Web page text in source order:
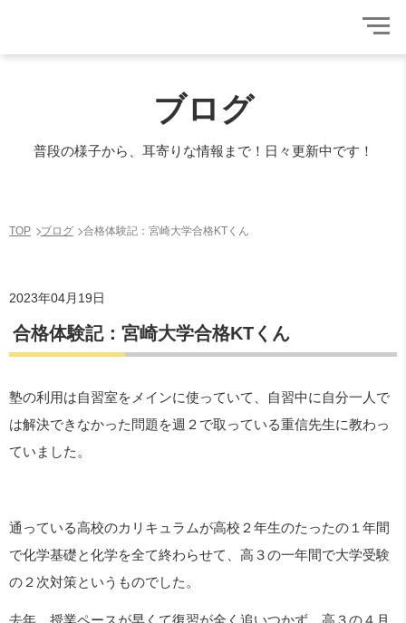
ブログ
普段の様子から、耳寄りな情報まで！日々更新中です！
TOP ブログ 合格体験記：宮崎大学合格KTくん
2023年04月19日
合格体験記：宮崎大学合格KTくん
塾の利用は自習室をメインに使っていて、自習中に自分一人で
は解決できなかった問題を週２で取っている重信先生に教わっ
ていました。
通っている高校のカリキュラムが高校２年生のたったの１年間
で化学基礎と化学を全て終わらせて、高３の一年間で大学受験
の２次対策というものでした。
去年、授業ペースが早くて復習が全く追いつかず、高３の４月